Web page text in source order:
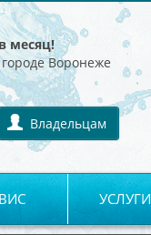
месяц!
Воронеже
Владельцам
УСЛУГИ